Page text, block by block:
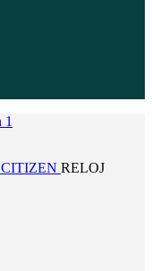
CITIZEN RELOJ